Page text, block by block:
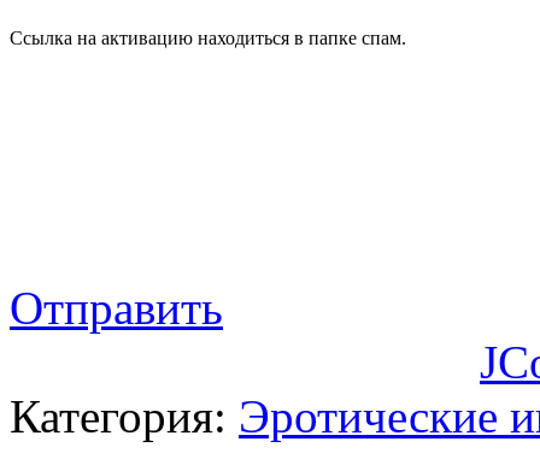
Ссылка на активацию находиться в папке спам.
Отправить
Категория: Эротические